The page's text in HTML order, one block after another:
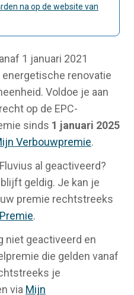
na op de website van
1 januari 2021
renovatie
Voldoe je aan
op de EPC-
sinds 1 januari 2025
Verbouwpremie.
al geactiveerd?
geldig. Je kan je
premie rechtstreeks
.
niet geactiveerd en
die gelden vanaf
je
via Mijn